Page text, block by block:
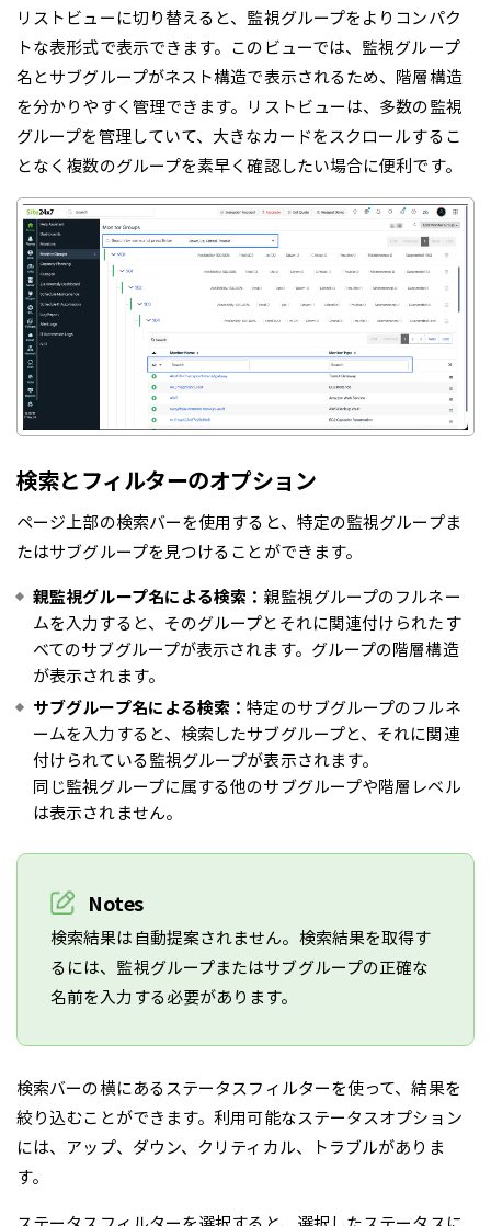
リストビューに切り替えると、監視グループをよりコンパク
トな表形式で表示できます。このビューでは、監視グループ
名とサブグループがネスト構造で表示されるため、階層構造
を分かりやすく管理できます。リストビューは、多数の監視
グループを管理していて、大きなカードをスクロールするこ
となく複数のグループを素早く確認したい場合に便利です。
検索とフィルターのオプション
ページ上部の検索バーを使用すると、特定の監視グループま
たはサブグループを見つけることができます。
親監視グループ名による検索： 親監視グループのフルネー
ムを入力すると、そのグループとそれに関連付けられたす
べてのサブグループが表示されます。グループの階層構造
が表示されます。
サブグループ名による検索：特定のサブグループのフルネ
ームを入力すると、検索したサブグループと、それに関連
付けられている監視グループが表示されます。
同じ監視グループに属する他のサブグループや階層レベル
は表示されません。
Notes
検索結果は自動提案されません。検索結果を取得す
るには、監視グループまたはサブグループの正確な
名前を入力する必要があります。
検索バーの横にあるステータスフィルターを使って、結果を
絞り込むことができます。利用可能なステータスオプション
には、アップ、ダウン、クリティカル、トラブルがありま
す。